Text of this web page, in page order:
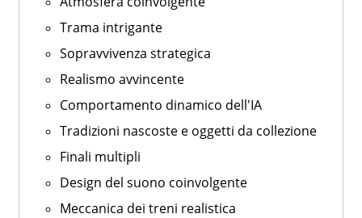
Trama intrigante
Sopravvivenza strategica
Realismo avvincente
Comportamento dinamico dell'IA
Tradizioni nascoste e oggetti da collezione
Finali multipli
Design del suono coinvolgente
Meccanica dei treni realistica